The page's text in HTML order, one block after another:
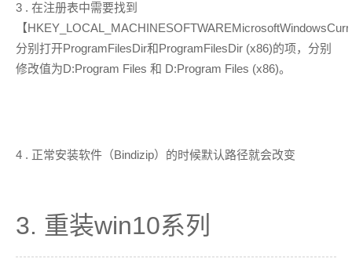
3 . 在注册表中需要找到
【
分别打开ProgramFilesDir和ProgramFilesDir (x86)的项，分别
修改值为D:Program Files 和 D:Program Files (x86)。
4 . 正常安装软件（Bindizip）的时候默认路径就会改变
3. 重装win10系列
mbr修改gpt，采用uefi引导启动